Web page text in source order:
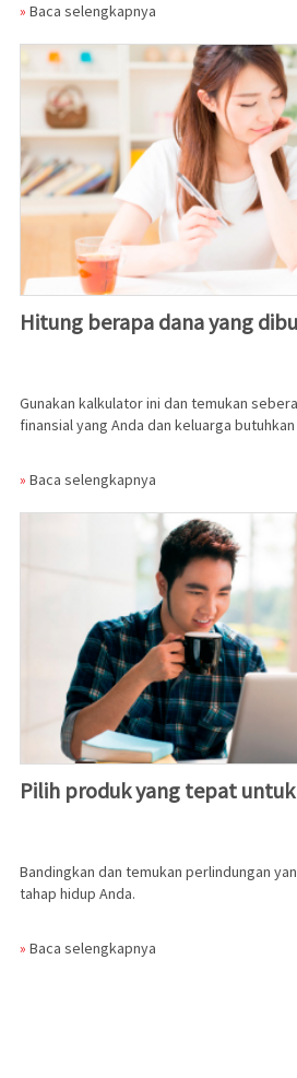
» Baca selengkapnya
Hitung berapa dana yang
Gunakan kalkulator ini dan temukan
finansial yang Anda dan keluarga
» Baca selengkapnya
Pilih produk yang tepat
Bandingkan dan temukan perlindungan
tahap hidup Anda.
» Baca selengkapnya